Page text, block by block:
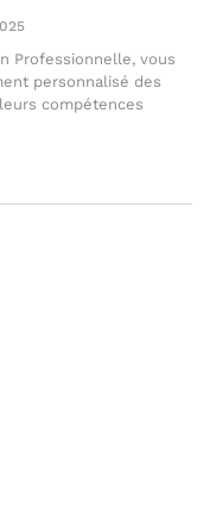
Professionnelle, vous
personnalisé des
compétences